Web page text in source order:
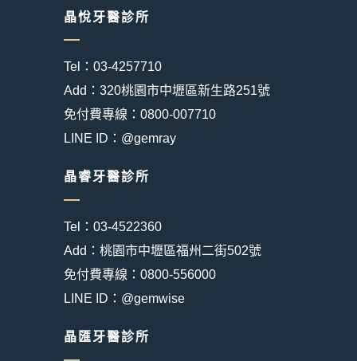
晶悅牙醫診所
Tel：03-4257710
Add：320桃園市中壢區新生路251號
免付費專線：0800-007710
LINE ID：@gemray
晶睿牙醫診所
Tel：03-4522360
Add：桃園市中壢區福州二街502號
免付費專線：0800-556000
LINE ID：@gemwise
晶匯牙醫診所